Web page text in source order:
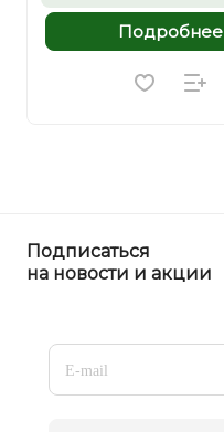
Подробнее
Подписаться
на новости и акции